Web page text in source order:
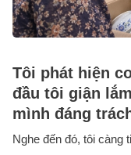
Tôi phát hiện
đầu tôi giận
mình đáng
Nghe đến đó, tôi càng